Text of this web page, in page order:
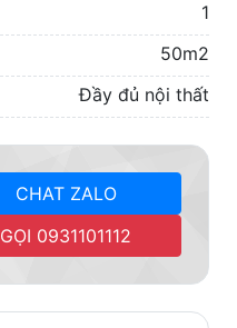
1
50m2
Đầy đủ nội thất
CHAT ZALO
GỌI 0931101112